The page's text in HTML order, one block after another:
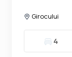
Girocului
4